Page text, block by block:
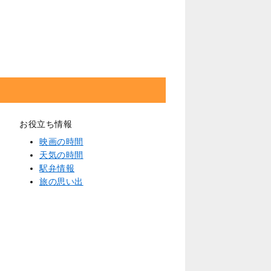
お役立ち情報
映画の時間
天気の時間
駅弁情報
旅の思い出